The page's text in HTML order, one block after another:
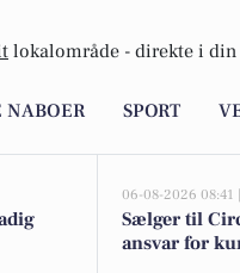
lokalområde - direkte i
SPORT
06-08-2026 08:41 |
Sælger til
ansvar for